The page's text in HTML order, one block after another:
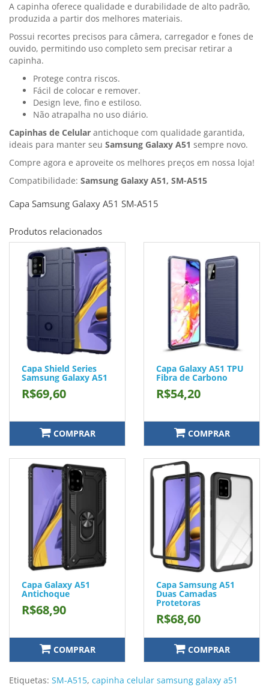
A capinha oferece qualidade e durabilidade de alto padrão,
produzida a partir dos melhores materiais.
Possui recortes precisos para câmera, carregador e fones de
ouvido, permitindo uso completo sem precisar retirar a
capinha.
Protege contra riscos.
Fácil de colocar e remover.
Design leve, fino e estiloso.
Não atrapalha no uso diário.
Capinhas de Celular antichoque com qualidade garantida,
ideais para manter seu Samsung Galaxy A51 sempre novo.
Compre agora e aproveite os melhores preços em nossa loja!
Compatibilidade: Samsung Galaxy A51, SM-A515
Capa Samsung Galaxy A51 SM-A515
Produtos relacionados
Capa Shield Series
Samsung Galaxy A51
R$69,60
COMPRAR
Capa Galaxy A51 TPU
Fibra de Carbono
R$54,20
COMPRAR
Capa Galaxy A51
Antichoque
R$68,90
COMPRAR
Capa Samsung A51
Duas Camadas
Protetoras
R$68,60
COMPRAR
Etiquetas: SM-A515, capinha celular samsung galaxy a51